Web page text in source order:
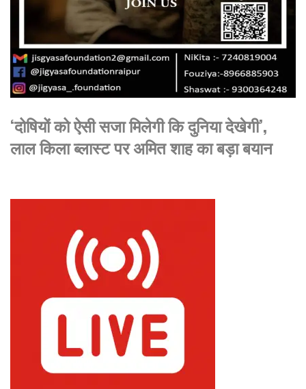
‘दोषियों को ऐसी सजा मिलेगी कि दुनिया देखेगी’,
लाल किला ब्लास्ट पर अमित शाह का बड़ा बयान